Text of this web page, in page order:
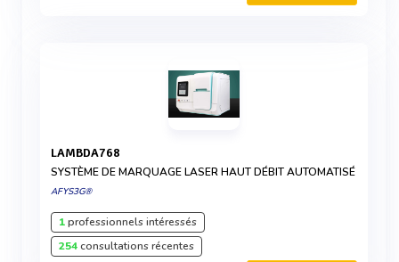
LAMBDA768
SYSTÈME DE MARQUAGE LASER HAUT DÉBIT AUTOMATISÉ
AFYS3G®
1professionnels intéressés
254consultations récentes